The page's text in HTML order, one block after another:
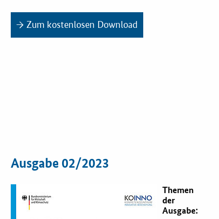
→ Zum kostenlosen Download
Ausgabe 02/2023
Themen
der
Ausgabe: